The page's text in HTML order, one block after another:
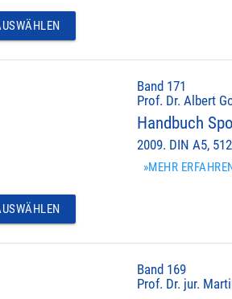
Band 171
Prof. Dr. Albert
Handbuch
2009. DIN A5,
»MEHR
Band 169
Prof. Dr. jur.